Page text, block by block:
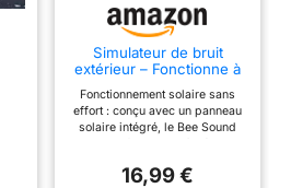
Simulateur de bruit
extérieur – Fonctionne à
de lutte antiparasitaire,
outil pour animaux,
équipement écologique |
d'abeille, fabricant
Fonctionnement solaire sans
effort : conçu avec un panneau
solaire intégré, le Bee Sound
fonctionnalité ininterrompue à
16,99 €